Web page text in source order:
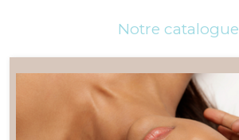
Notre catalogue